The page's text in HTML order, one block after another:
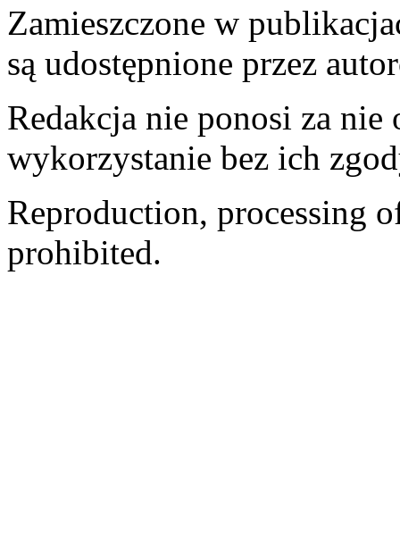
Zamieszczone w
są udostępnione przez
Redakcja nie ponosi za
wykorzystanie bez ich
Reproduction, processing
prohibited.